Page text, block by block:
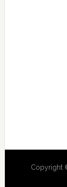
Copyright